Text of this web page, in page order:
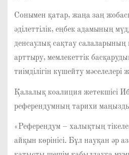
Сонымен қатар, жаңа заң
әділеттілік, еңбек адамының
денсаулық сақтау салаларының
арттыру, мемлекеттік
тиімділігін күшейту мәселелері
Қалалық коалиция жетекшісі
референдумның тарихи
«Референдум – халықтың тікелей
айқын көрінісі. Бұл науқан әр